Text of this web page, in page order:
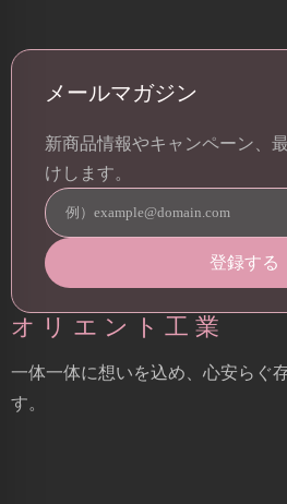
メールマガジン
新商品情報やキャンペーン、
けします。
オリエント工業
一体一体に想いを込め、心安らぐ
す。